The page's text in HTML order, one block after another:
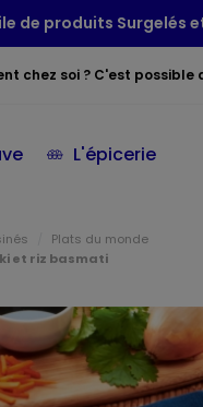
de produits Surgelés
chez soi ? C'est possible
L'épicerie
Plats du monde
et riz basmati